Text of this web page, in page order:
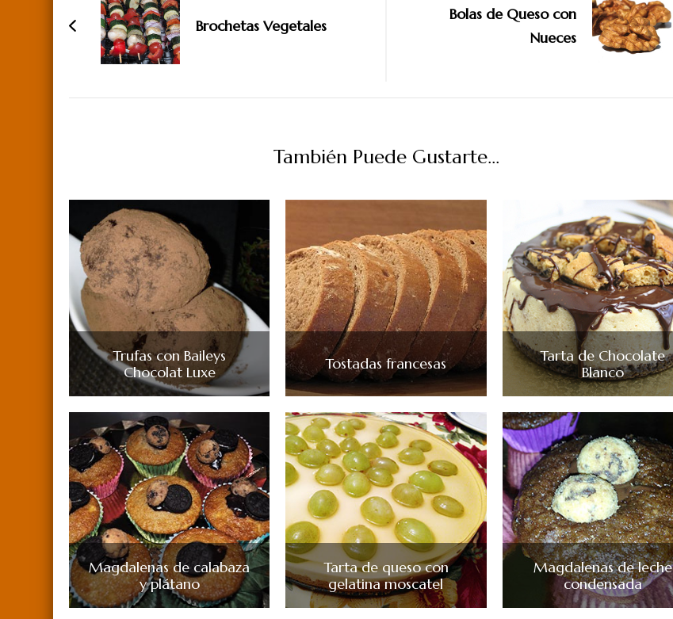
entradas
Brochetas Vegetales
Bolas de Queso con
Nueces
También Puede Gustarte...
Trufas con Baileys
Chocolat Luxe
Tostadas francesas
Tarta de Chocolate
Blanco
Magdalenas de calabaza
y plátano
Tarta de queso con
gelatina moscatel
Magdalenas de leche
condensada